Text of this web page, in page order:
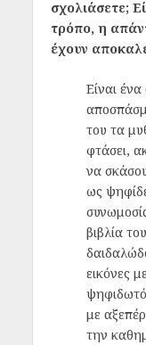
σχολιάσετε;
τρόπο, η
έχουν
Είναι
του τα
φτάσει,
να
ως
βιβλία
εικόνες
με
την